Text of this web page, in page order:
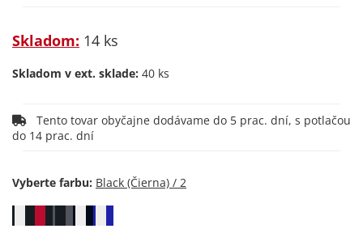
Skladom: 14 ks
Skladom v ext. sklade: 40 ks
do 14 prac. dní
Vyberte farbu: